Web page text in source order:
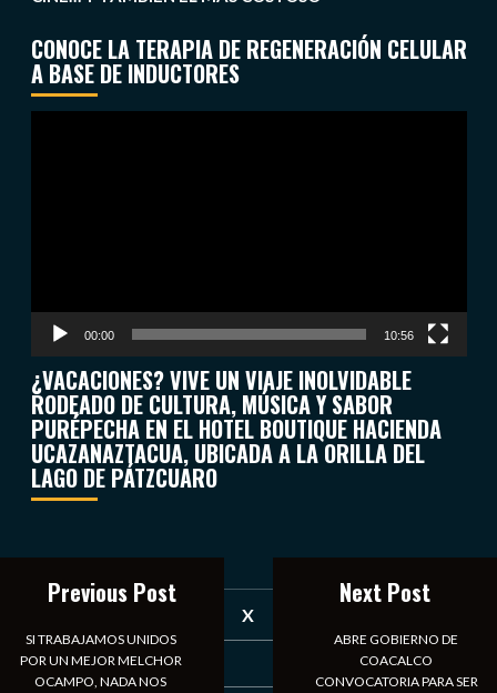
CONOCE LA TERAPIA DE REGENERACIÓN CELULAR
A BASE DE INDUCTORES
00:00 10:56
¿VACACIONES? VIVE UN VIAJE INOLVIDABLE
RODEADO DE CULTURA, MÚSICA Y SABOR
PURÉPECHA EN EL HOTEL BOUTIQUE HACIENDA
UCAZANAZTACUA, UBICADA A LA ORILLA DEL
LAGO DE PÁTZCUARO
X
1
Previous Post
SI TRABAJAMOS UNIDOS
POR UN MEJOR MELCHOR
OCAMPO, NADA NOS
Next Post
ABRE GOBIERNO DE
COACALCO
CONVOCATORIA PARA SER